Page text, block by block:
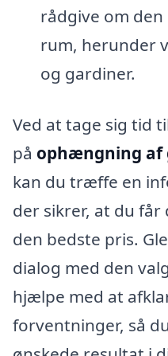
rådgive om
rum, herunder
og gardiner.
Ved at tage sig tid
på ophængning af
kan du træffe en
der sikrer, at du
den bedste pris.
dialog med den
hjælpe med at
forventninger, så